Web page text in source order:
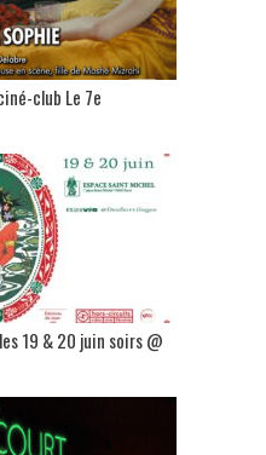
club Le 7e
19 & 20 juin soirs @